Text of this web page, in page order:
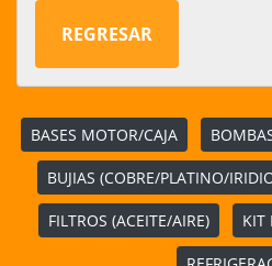
REGRESAR
BASES MOTOR/CAJA
BUJIAS (COBRE/PLATINO/
FILTROS (ACEITE/AIRE) KIT